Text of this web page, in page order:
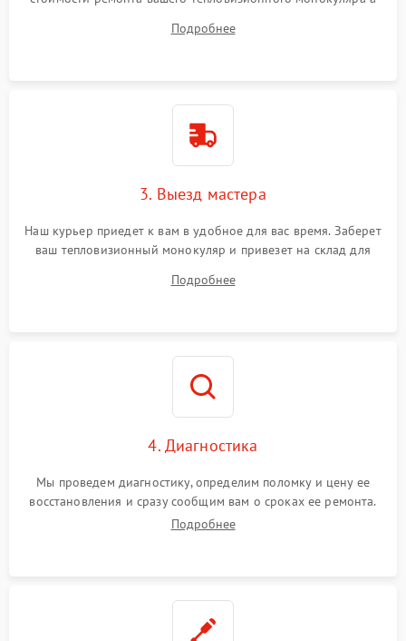
Подробнее
3. Выезд мастера
Наш курьер приедет к вам в удобное для вас время. Заберет
ваш тепловизионный монокуляр и привезет на склад для
Подробнее
4. Диагностика
Мы проведем диагностику, определим поломку и цену ее
восстановления и сразу сообщим вам о сроках ее ремонта.
Подробнее